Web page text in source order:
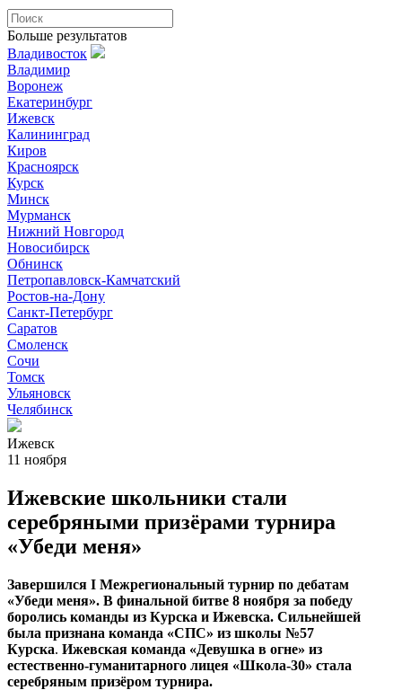
Больше результатов
Владивосток
Владимир
Воронеж
Екатеринбург
Ижевск
Калининград
Киров
Красноярск
Курск
Минск
Мурманск
Нижний Новгород
Новосибирск
Обнинск
Петропавловск-Камчатский
Ростов-на-Дону
Санкт-Петербург
Саратов
Смоленск
Сочи
Томск
Ульяновск
Челябинск
Ижевск
11 ноября
Ижевские школьники стали
серебряными призёрами турнира
«Убеди меня»
Завершился I Межрегиональный турнир по дебатам
«Убеди меня». В финальной битве 8 ноября за победу
боролись команды из Курска и Ижевска. Сильнейшей
была признана команда «СПС» из школы №57
Курска. Ижевская команда «Девушка в огне» из
естественно-гуманитарного лицея «Школа-30» стала
серебряным призёром турнира.